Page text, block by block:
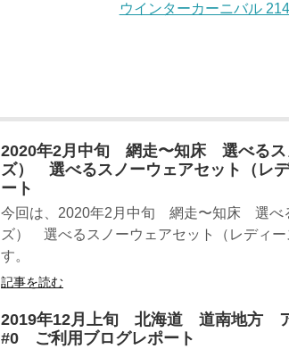
ウインターカーニバル 214
2020年2月中旬 網走〜知床 選べるス
ズ） 選べるスノーウェアセット（レ
ート
今回は、2020年2月中旬 網走〜知床 選べ
ズ） 選べるスノーウェアセット（レディ
す。
記事を読む
2019年12月上旬 北海道 道南地方 ア
#0 ご利用ブログレポート